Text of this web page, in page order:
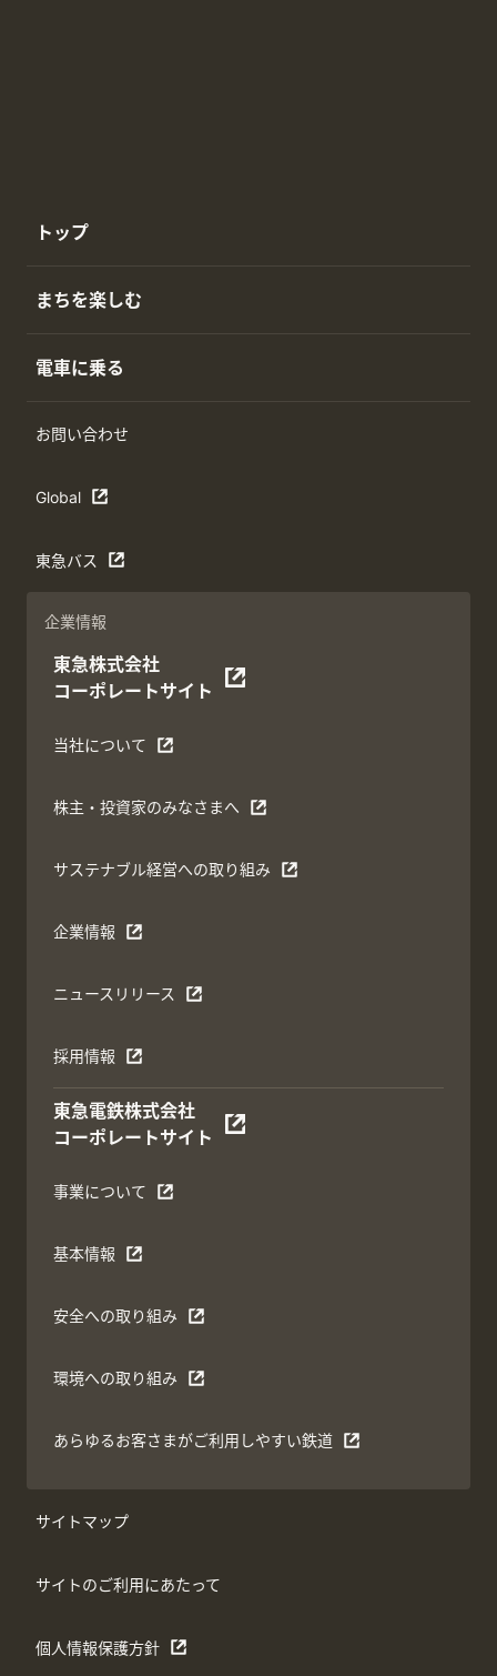
トップ
まちを楽しむ
電車に乗る
お問い合わせ
Global
東急バス
企業情報
東急株式会社
コーポレートサイト
当社について
株主・投資家のみなさまへ
サステナブル経営への取り組み
企業情報
ニュースリリース
採用情報
東急電鉄株式会社
コーポレートサイト
事業について
基本情報
安全への取り組み
環境への取り組み
あらゆるお客さまがご利用しやすい鉄道
サイトマップ
サイトのご利用にあたって
個人情報保護方針